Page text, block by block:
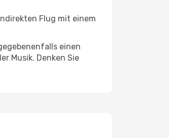
Flug mit einem
einen
Musik. Denken Sie